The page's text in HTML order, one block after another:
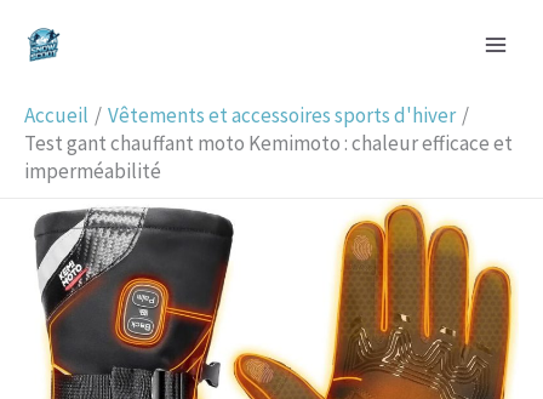
Accueil
Vêtements et accessoires sports d'hiver
Test gant chauffant moto Kemimoto : chaleur efficace et
imperméabilité
e
c
h
e